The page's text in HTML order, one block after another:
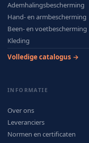
Ademhalingsbescherming
Hand- en armbescherming
Been- en voetbescherming
Kleding
Volledige catalogus →
INFORMATIE
Over ons
Leveranciers
Normen en certificaten